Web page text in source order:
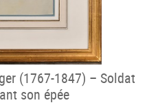
(1767-1847) – Soldat
son épée